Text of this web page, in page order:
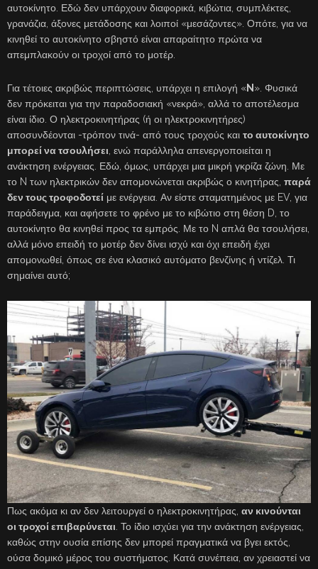
αυτοκίνητο. Εδώ δεν υπάρχουν διαφορικά, κιβώτια, συμπλέκτες,
γρανάζια, άξονες μετάδοσης και λοιποί «μεσάζοντες». Οπότε, για να
κινηθεί το αυτοκίνητο σβηστό είναι απαραίτητο πρώτα να
απεμπλακούν οι τροχοί από το μοτέρ.
Για τέτοιες ακριβώς περιπτώσεις, υπάρχει η επιλογή «N ». Φυσικά
δεν πρόκειται για την παραδοσιακή «νεκρά», αλλά το αποτέλεσμα
είναι ίδιο. Ο ηλεκτροκινητήρας (ή οι ηλεκτροκινητήρες)
αποσυνδέονται -τρόπον τινά- από τους τροχούς και το αυτοκίνητο
μπορεί να τσουλήσει , ενώ παράλληλα απενεργοποιείται η
ανάκτηση ενέργειας. Εδώ, όμως, υπάρχει μια μικρή γκρίζα ζώνη. Με
το N των ηλεκτρικών δεν απομονώνεται ακριβώς ο κινητήρας, παρά
δεν τους τροφοδοτεί με ενέργεια. Αν είστε σταματημένος με EV, για
παράδειγμα, και αφήσετε το φρένο με το κιβώτιο στη θέση D, το
αυτοκίνητο θα κινηθεί προς τα εμπρός. Με το N απλά θα τσουλήσει,
αλλά μόνο επειδή το μοτέρ δεν δίνει ισχύ και όχι επειδή έχει
απομονωθεί, όπως σε ένα κλασικό αυτόματο βενζίνης ή ντίζελ. Τι
σημαίνει αυτό;
Πως ακόμα κι αν δεν λειτουργεί ο ηλεκτροκινητήρας, αν κινούνται
οι τροχοί επιβαρύνεται. Το ίδιο ισχύει για την ανάκτηση ενέργειας,
καθώς στην ουσία επίσης δεν μπορεί πραγματικά να βγει εκτός,
ούσα δομικό μέρος του συστήματος. Κατά συνέπεια, αν χρειαστεί να